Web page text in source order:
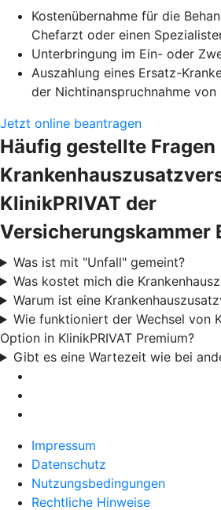
Kostenübernahme für die
Chefarzt oder einen
Unterbringung im Ein- oder
Auszahlung eines Ersatz-
der Nichtinanspruchnahme von
Jetzt online beantragen
Häufig gestellte Fragen
KlinikPRIVAT der
Versicherungskammer
Was ist mit "Unfall" gemeint?
Was kostet mich die
Warum ist eine
Wie funktioniert der Wechsel von
Option in KlinikPRIVAT Premium?
Gibt es eine Wartezeit wie bei
Impressum
Datenschutz
Nutzungsbedingungen
Rechtliche Hinweise